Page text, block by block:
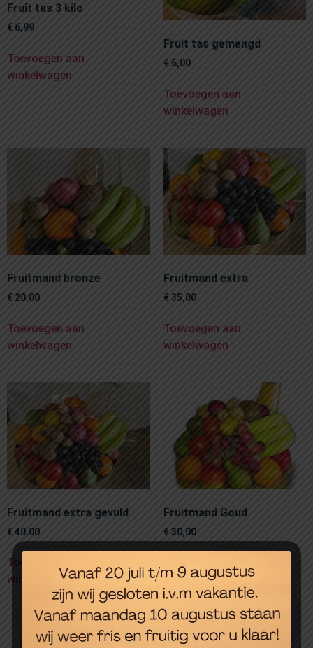
Fruit tas 3 kilo
€ 6,99
Toevoegen aan
winkelwagen
Fruit tas gemengd
€ 6,00
Toevoegen aan
winkelwagen
Fruitmand bronze
€ 20,00
Toevoegen aan
winkelwagen
Fruitmand extra
€ 35,00
Toevoegen aan
winkelwagen
Fruitmand extra gevuld
€ 40,00
Toevoegen aan
winkelwagen
Fruitmand Goud
€ 30,00
winkelwagen